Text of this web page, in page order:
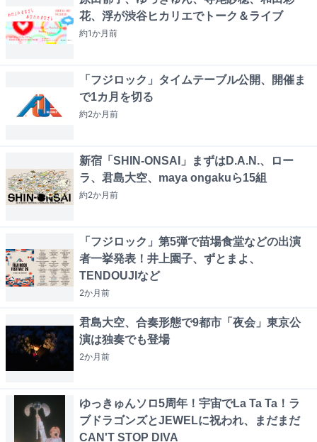
花、浮が渋谷ヒカリエでトーク＆ライブ
約1か月前
「フジロック」タイムテーブル公開、開催ま
で1カ月を切る
約2か月前
新宿「SHIN-ONSAI」まずはD.A.N.、ロー
ラ、君島大空、maya ongakuら15組
約2か月前
「フジロック」第5弾で苗場食堂などの出演
者一挙発表！井上園子、ずとまよ、
TENDOUJIなど
2か月前
君島大空、合奏形態で9都市「夜会」東京公
演は独奏でも登場
2か月前
ゆっきゅんソロ5周年！宇宙でLa Ta Ta！ラ
ブドラゴンズとJEWELに祝われ、まだまだ
CAN'T STOP DIVA